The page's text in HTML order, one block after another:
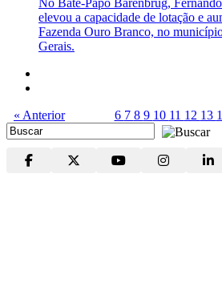
No Bate-Papo Barenbrug,
elevou a capacidade de lotação e
Fazenda Ouro Branco, no
Gerais.
« Anterior 6 7 8 9 10 11 12 13